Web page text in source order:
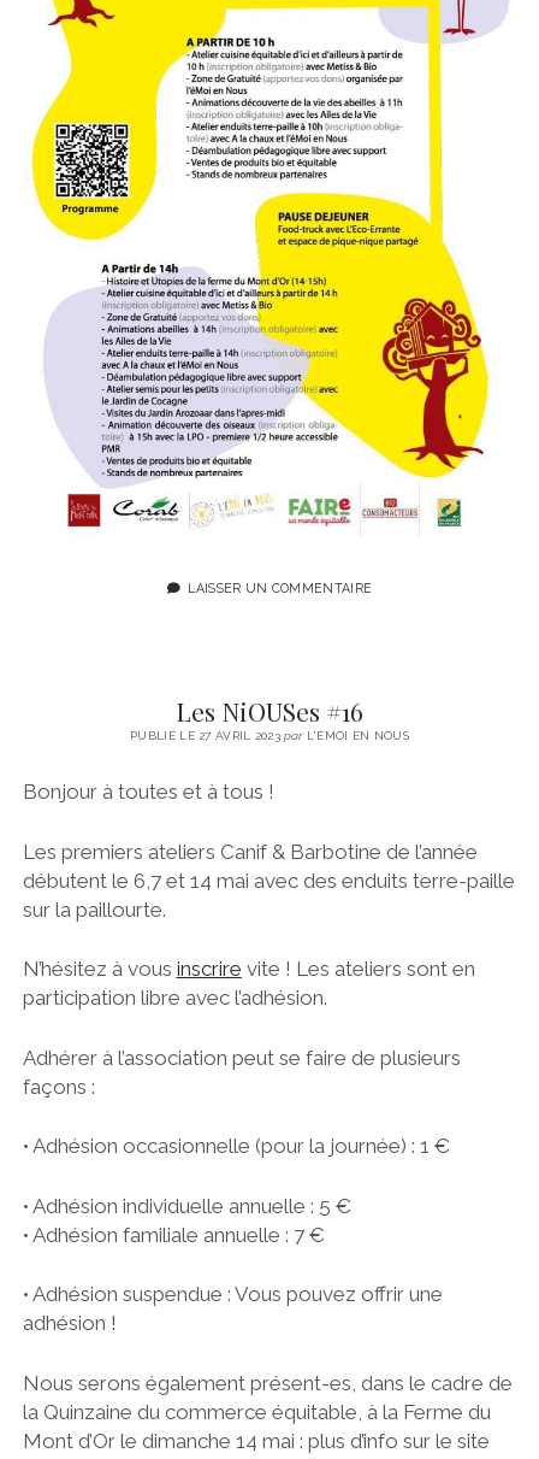
LAISSER UN COMMENTAIRE
Les NiOUSes #16
PUBLIÉ LE 27 AVRIL 2023parL'ÉMOI EN NOUS
Bonjour à toutes et à tous !
Les premiers ateliers Canif & Barbotine de l’année
débutent le 6,7 et 14 mai avec des enduits terre-paille
sur la paillourte.
N’hésitez à vous inscrire vite ! Les ateliers sont en
participation libre avec l’adhésion.
Adhérer à l’association peut se faire de plusieurs
façons :
• Adhésion occasionnelle (pour la journée) : 1 €
• Adhésion individuelle annuelle : 5 €
• Adhésion familiale annuelle : 7 €
• Adhésion suspendue : Vous pouvez offrir une
adhésion !
Nous serons également présent-es, dans le cadre de
la Quinzaine du commerce équitable, à la Ferme du
Mont d’Or le dimanche 14 mai : plus d’info sur le site